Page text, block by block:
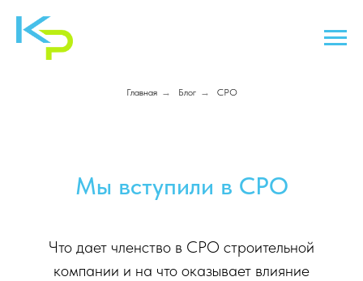
Главная → Блог → СРО
Мы вступили в СРО
Что дает членство в СРО строительной
компании и на что оказывает влияние